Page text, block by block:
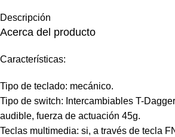
Descripción
Acerca del producto
Características:
Tipo de teclado: mecánico.
Tipo de switch: Intercambiables T-
audible, fuerza de actuación 45g.
Teclas multimedia: si, a través de tecla